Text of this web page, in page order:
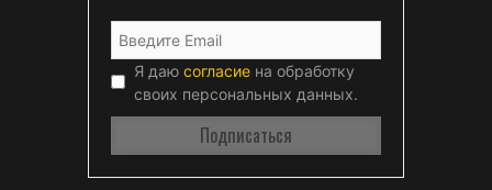
Я даю согласие на обработку
своих персональных данных.